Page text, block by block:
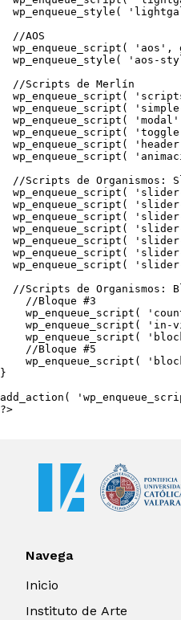
wp_enqueue_style(
  //AOS
wp_enqueue_script( 'aos',
wp_enqueue_style( 'aos-
  //Scripts de Merlín
wp_enqueue_script(
wp_enqueue_script(
wp_enqueue_script(
wp_enqueue_script(
wp_enqueue_script(
wp_enqueue_script(
//Scripts de Organismos:
wp_enqueue_script(
wp_enqueue_script(
wp_enqueue_script(
wp_enqueue_script(
wp_enqueue_script(
wp_enqueue_script(
wp_enqueue_script(
//Scripts de Organismos:
    //Bloque #3
wp_enqueue_script(
wp_enqueue_script( 'in-
wp_enqueue_script(
    //Bloque #5
wp_enqueue_script(
}
add_action(
?>
Navega
Inicio
Instituto de Arte